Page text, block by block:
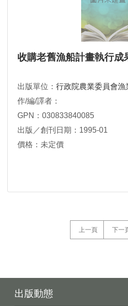
收購老舊漁船計畫執行成
出版單位： 行政院農業委員會漁
作/編/譯者：
GPN：030833840085
出版／創刊日期：1995-01
價格：未定價
上一頁 下一
出版動態